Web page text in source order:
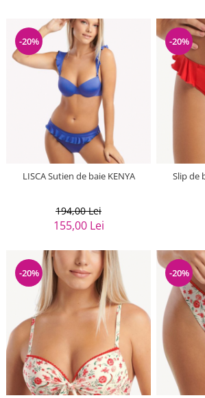
-20%
LISCA Sutien de baie KENYA
194,00 Lei
155,00 Lei
-20%
Slip de
-20% -20%